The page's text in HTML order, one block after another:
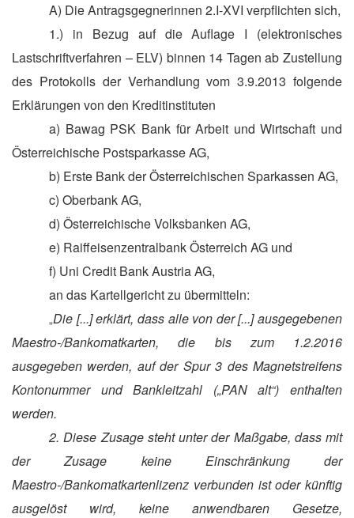
A) Die Antragsgegnerinnen 2.I-XVI verpflichten sich,
1.) in Bezug auf die Auflage I (elektronisches
Lastschriftverfahren – ELV) binnen 14 Tagen ab Zustellung
des Protokolls der Verhandlung vom 3.9.2013 folgende
Erklärungen von den Kreditinstituten
a) Bawag PSK Bank für Arbeit und Wirtschaft und
Österreichische Postsparkasse AG,
b) Erste Bank der Österreichischen Sparkassen AG,
c) Oberbank AG,
d) Österreichische Volksbanken AG,
e) Raiffeisenzentralbank Österreich AG und
f) Uni Credit Bank Austria AG,
an das Kartellgericht zu übermitteln:
„Die [...] erklärt, dass alle von der [...] ausgegebenen
Maestro-/Bankomatkarten, die bis zum 1.2.2016
ausgegeben werden, auf der Spur 3 des Magnetstreifens
Kontonummer und Bankleitzahl („PAN alt“) enthalten
werden.
2. Diese Zusage steht unter der Maßgabe, dass mit
der Zusage keine Einschränkung der
Maestro-/Bankomatkartenlizenz verbunden ist oder künftig
ausgelöst wird, keine anwendbaren Gesetze,